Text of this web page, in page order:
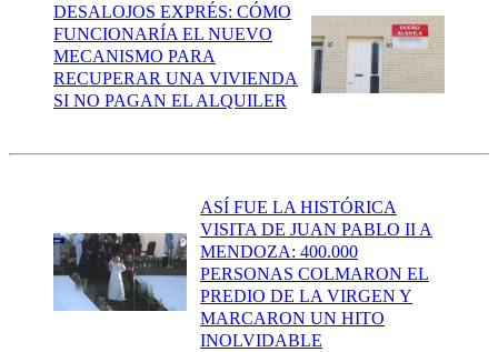
DESALOJOS EXPRÉS: CÓMO
FUNCIONARÍA EL NUEVO
MECANISMO PARA
RECUPERAR UNA VIVIENDA
SI NO PAGAN EL ALQUILER
ASÍ FUE LA HISTÓRICA
VISITA DE JUAN PABLO II A
MENDOZA: 400.000
PERSONAS COLMARON EL
PREDIO DE LA VIRGEN Y
MARCARON UN HITO
INOLVIDABLE